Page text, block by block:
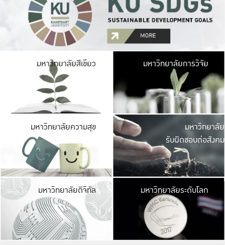
มหาวิทยาลัยสีเขียว มหาวิ
มีพื้นที่เขียวสดใส
เป็นป่าในเมือง เกษต
มหาวิทยาลัยการวิจัย
มหาวิทยาลัยความสุข มหาวิ
ค
เปิดประ
และพบเรื่องราวใ
มหาวิทยาลัย
รับผิดชอบต่อสังคม
มหาวิทยาลัยดิจิทัล มหาวิ
เปลี่ยนแปลง แล
เพื่อทำง
ระบบสารสนเทศ
มหาวิทยาลัยระดับโลก